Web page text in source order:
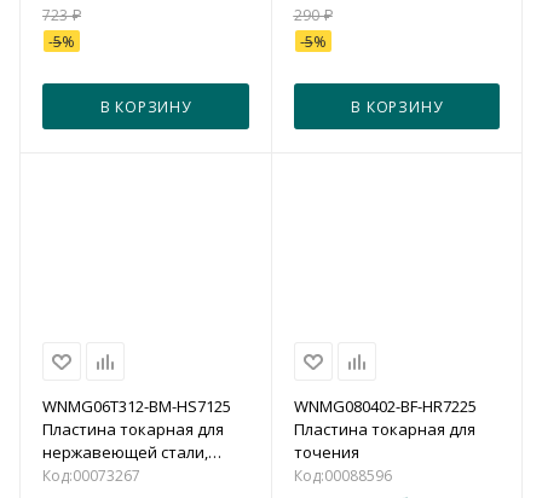
723₽
-5%
В КОРЗИНУ
290₽
-5%
В КОРЗИНУ
WNMG06T312-BM-HS7125
Пластина токарная для
нержавеющей стали,
получистовая обработка
Код:00073267
WNMG080402-BF-HR7225
Пластина токарная для
точения
Код:00088596